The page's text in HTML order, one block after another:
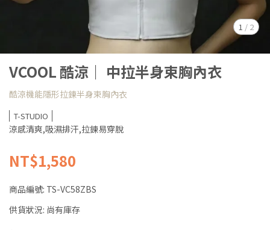
1 / 2
VCOOL 酷涼｜ 中拉半身束胸內衣
酷涼機能隱形拉鍊半身束胸內衣
T-STUDIO
涼感清爽,吸濕排汗,拉鍊易穿脫
NT$1,580
商品編號: TS-VC58ZBS
供貨狀況: 尚有庫存